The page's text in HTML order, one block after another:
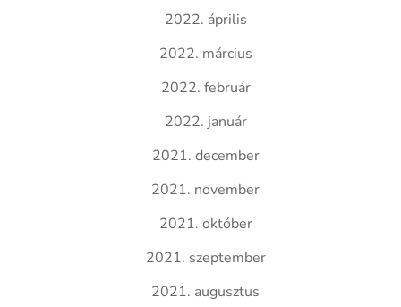
2022. április
2022. március
2022. február
2022. január
2021. december
2021. november
2021. október
2021. szeptember
2021. augusztus